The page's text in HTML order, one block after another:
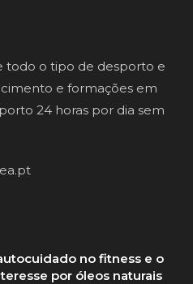
todo o tipo de desporto e
e formações em
24 horas por dia sem
no fitness e o
por óleos naturais